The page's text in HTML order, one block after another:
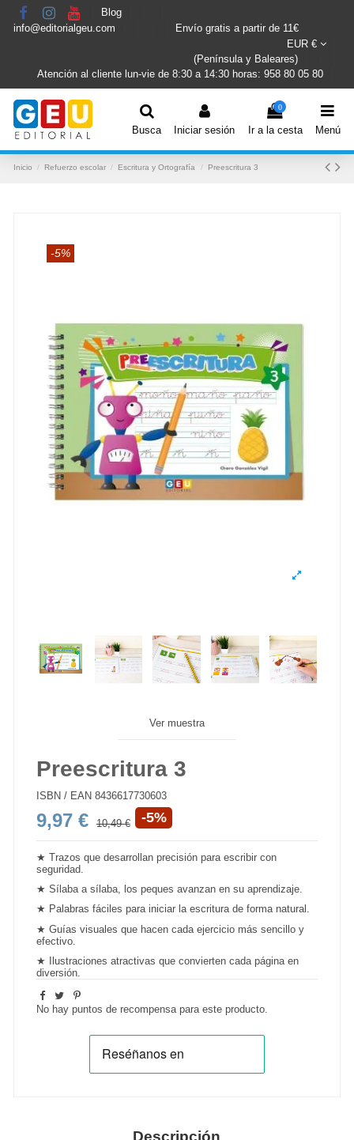
Blog
info@editorialgeu.com
Envío gratis a partir de 11€
EUR €
(Península y Baleares)
Atención al cliente lun-vie de 8:30 a 14:30 horas: 958 80 05 80
Busca Iniciar sesión
0
Ir a la cesta Menú
Inicio Refuerzo escolar Escritura y Ortografía Preescritura 3
-5%
Ver muestra
Preescritura 3
ISBN / EAN 8436617730603
9,97 € 10,49 € -5%
★ Trazos que desarrollan precisión para escribir con
seguridad.
★ Sílaba a sílaba, los peques avanzan en su aprendizaje.
★ Palabras fáciles para iniciar la escritura de forma natural.
★ Guías visuales que hacen cada ejercicio más sencillo y
efectivo.
★ Ilustraciones atractivas que convierten cada página en
diversión.
No hay puntos de recompensa para este producto.
Descripción